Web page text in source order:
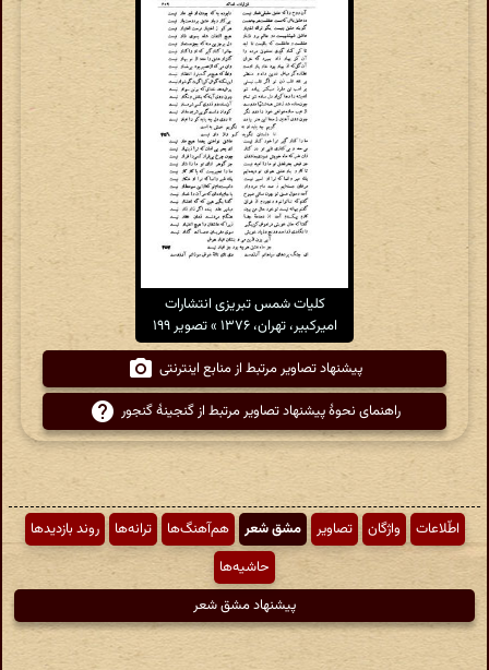
کلیات شمس تبریزی انتشارات
امیرکبیر، تهران، ۱۳۷۶ » تصویر ۱۹۹
پیشنهاد تصاویر مرتبط از منابع اینترنتی
راهنمای نحوهٔ پیشنهاد تصاویر مرتبط از گنجینهٔ گنجور
اطّلاعات واژگان تصاویر مشق شعر هم‌آهنگ‌ها ترانه‌ها
روند بازدیدها
حاشیه‌ها
پیشنهاد مشق شعر